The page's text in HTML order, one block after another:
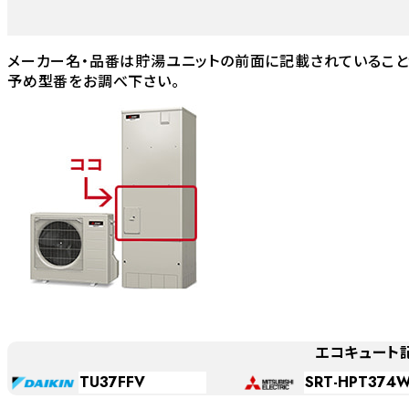
メーカー名・品番は貯湯ユニットの前面に記載されていること
予め型番をお調べ下さい。
エコキュート
TU37FFV SRT-